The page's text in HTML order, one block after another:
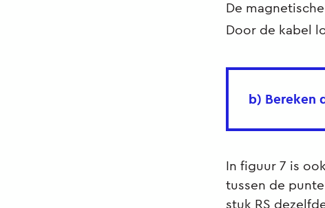
De
Door de kabel
b) Bereken
In figuur 7 is
tussen de
stuk RS